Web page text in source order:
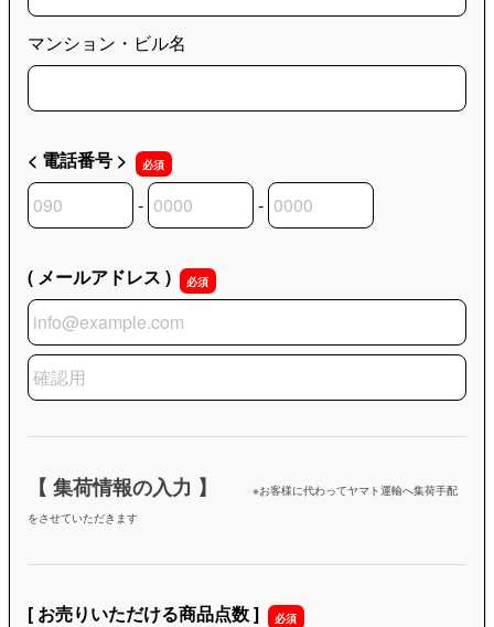
マンション・ビル名
< 電話番号 >
< 電話番号 >の市外局番
-
< 電話番号 >の市内局番 -
< 電話番号 >の加入者番号
( メールアドレス )
( メールアドレス )
( メールアドレス )の確認用
【 集荷情報の入力 】
※お客様に代わってヤマト運輸へ集荷手配
をさせていただきます
[ お売りいただける商品点数 ]